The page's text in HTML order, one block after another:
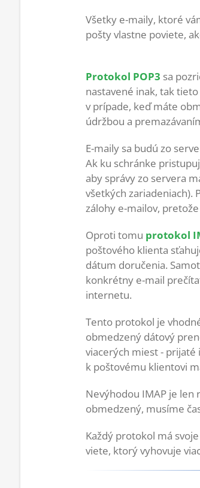
Všetky e-maily, ktoré
pošty vlastne poviete,
Protokol POP3 sa
nastavené inak, tak
v prípade, keď máte
údržbou a
E-maily sa budú zo
Ak ku schránke
aby správy zo servera
všetkých zariadeniach).
zálohy e-mailov,
Oproti tomu protokol
poštového klienta
dátum doručenia.
konkrétny e-mail
internetu.
Tento protokol je
obmedzený dátový
viacerých miest - prijaté
k poštovému klientovi
Nevýhodou IMAP je len
obmedzený, musíme
Každý protokol má
viete, ktorý vyhovuje